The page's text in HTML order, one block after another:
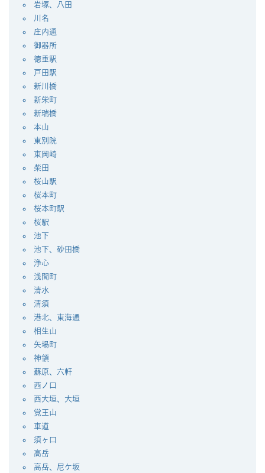
岩塚、八田
川名
庄内通
御器所
徳重駅
戸田駅
新川橋
新栄町
新瑞橋
本山
東別院
東岡崎
柴田
桜山駅
桜本町
桜本町駅
桜駅
池下
池下、砂田橋
浄心
浅間町
清水
清須
港北、東海通
相生山
矢場町
神領
蘇原、六軒
西ノ口
西大垣、大垣
覚王山
車道
須ヶ口
高岳
高岳、尼ケ坂